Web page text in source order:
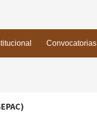
Convocatorias